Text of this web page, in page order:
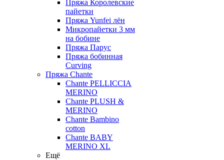
Пряжа Королевские
пайетки
Пряжа Yunfei лён
Микропайетки 3 мм
на бобине
Пряжа Парус
Пряжа бобинная
Curving
Пряжа Chante
Chante PELLICCIA
MERINO
Chante PLUSH &
MERINO
Chante Bambino
cotton
Chante BABY
MERINO XL
Ещё